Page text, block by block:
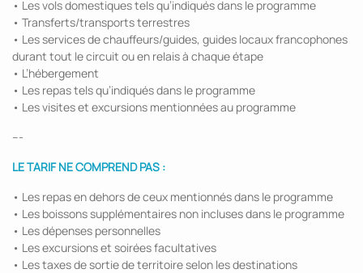
• Les vols domestiques tels qu’indiqués dans le programme
• Transferts/transports terrestres
• Les services de chauffeurs/guides, guides locaux francophones
durant tout le circuit ou en relais à chaque étape
• L’hébergement
• Les repas tels qu’indiqués dans le programme
• Les visites et excursions mentionnées au programme
---
LE TARIF NE COMPREND PAS :
• Les repas en dehors de ceux mentionnés dans le programme
• Les boissons supplémentaires non incluses dans le programme
• Les dépenses personnelles
• Les excursions et soirées facultatives
• Les taxes de sortie de territoire selon les destinations